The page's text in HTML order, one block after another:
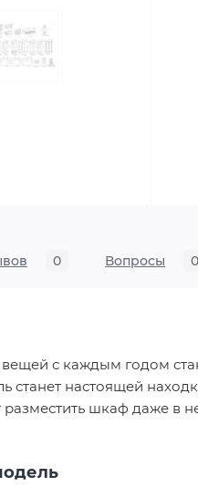
0 Вопросы 0
вещей с каждым годом
настоящей
разместить шкаф даже